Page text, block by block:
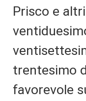
Prisco e
trentesimo
favorevole